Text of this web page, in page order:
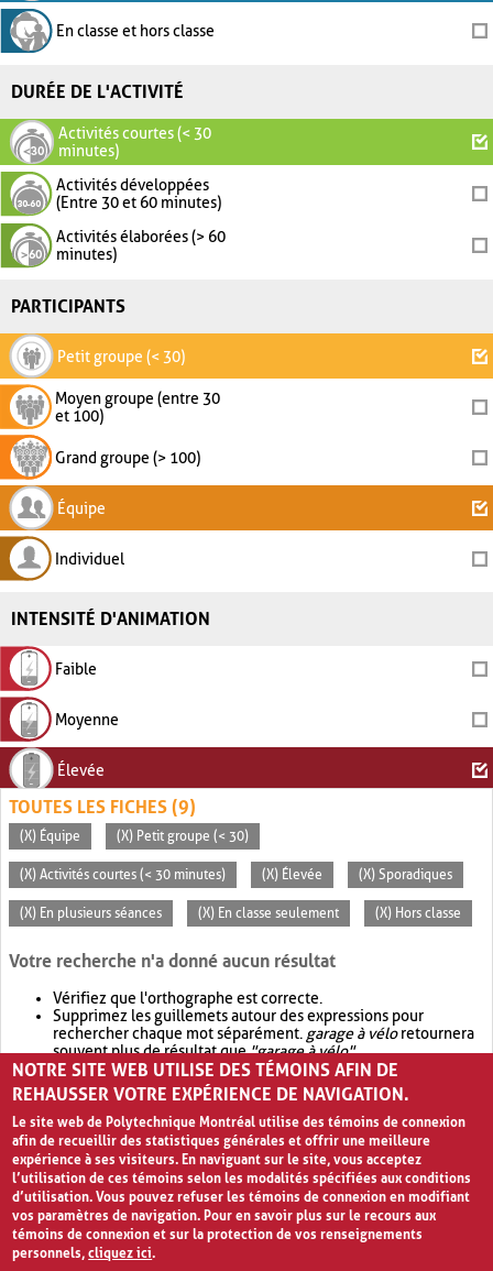
En classe et hors classe
DURÉE DE L'ACTIVITÉ
Activités courtes (< 30
minutes)
Activités développées
(Entre 30 et 60 minutes)
Activités élaborées (> 60
minutes)
PARTICIPANTS
Petit groupe (< 30)
Moyen groupe (entre 30
et 100)
Grand groupe (> 100)
Équipe
Individuel
INTENSITÉ D'ANIMATION
Faible
Moyenne
Élevée
TOUTES LES FICHES (9)
(X) Équipe (X) Petit groupe (< 30)
(X) Activités courtes (< 30 minutes) (X) Élevée (X) Sporadiques
(X) En plusieurs séances (X) En classe seulement (X) Hors classe
Votre recherche n'a donné aucun résultat
Vérifiez que l'orthographe est correcte.
Supprimez les guillemets autour des expressions pour
rechercher chaque mot séparément. garage à véloretournera
souvent plus de résultat que"garage à vélo".
Envisagez d'élargir votre recherche avec OR.garage OR vélo
retournera souvent plus de résultat quegarage à vélo
NOTRE SITE WEB UTILISE DES TÉMOINS AFIN DE
REHAUSSER VOTRE EXPÉRIENCE DE NAVIGATION.
Le site web de Polytechnique Montréal utilise des témoins de connexion
afin de recueillir des statistiques générales et offrir une meilleure
expérience à ses visiteurs. En naviguant sur le site, vous acceptez
l’utilisation de ces témoins selon les modalités spécifiées aux conditions
d’utilisation. Vous pouvez refuser les témoins de connexion en modifiant
vos paramètres de navigation. Pour en savoir plus sur le recours aux
témoins de connexion et sur la protection de vos renseignements
personnels,cliquez ici.